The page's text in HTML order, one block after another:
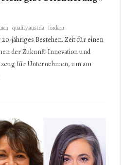
quality austria fördern
jähriges Bestehen. Zeit für einen
der Zukunft: Innovation und
für Unternehmen, um am